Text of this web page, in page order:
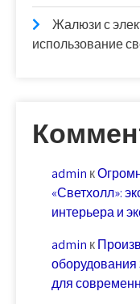
Жалюзи с
использование
admin к
«Светхолл»:
интерьера и
admin к
оборудования
для